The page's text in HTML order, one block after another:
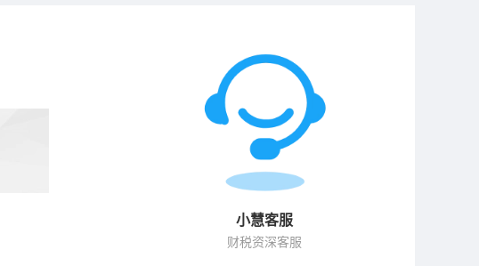
小慧客服
财税资深客服